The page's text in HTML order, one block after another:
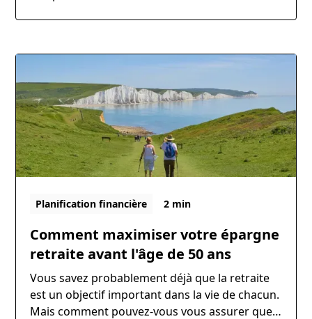
comme étant importants. Cela pose un
tant que planificateurs financiers, vous fournir
les bons conseils de planification.
Planification financière 2 min
Comment maximiser votre épargne
retraite avant l'âge de 50 ans
Vous savez probablement déjà que la retraite
est un objectif important dans la vie de chacun.
Mais comment pouvez-vous vous assurer que